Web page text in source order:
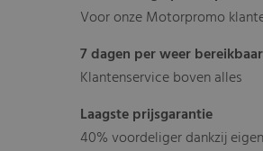
Voor onze Motorpromo
7 dagen per weer bereikbaar
Klantenservice boven alles
Laagste prijsgarantie
40% voordeliger dankzij